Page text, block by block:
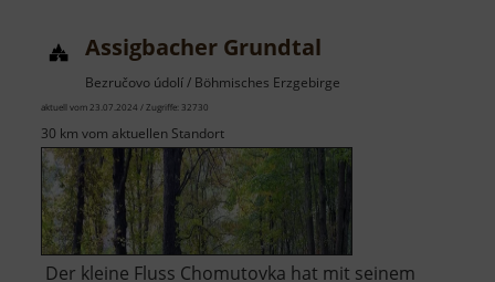
Assigbacher Grundtal
Bezručovo údolí / Böhmisches Erzgebirge
aktuell vom 23.07.2024 / Zugriffe: 32730
30 km vom aktuellen Standort
Der kleine Fluss Chomutovka hat mit seinem